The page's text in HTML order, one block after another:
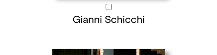
Gianni Schicchi